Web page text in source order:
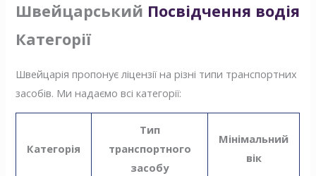
Швейцарський Посвідчення водія
Категорії
Швейцарія пропонує ліцензії на різні типи транспортних
засобів. Ми надаємо всі категорії:
Категорія
Тип
транспортного
засобу
Мінімальний
вік